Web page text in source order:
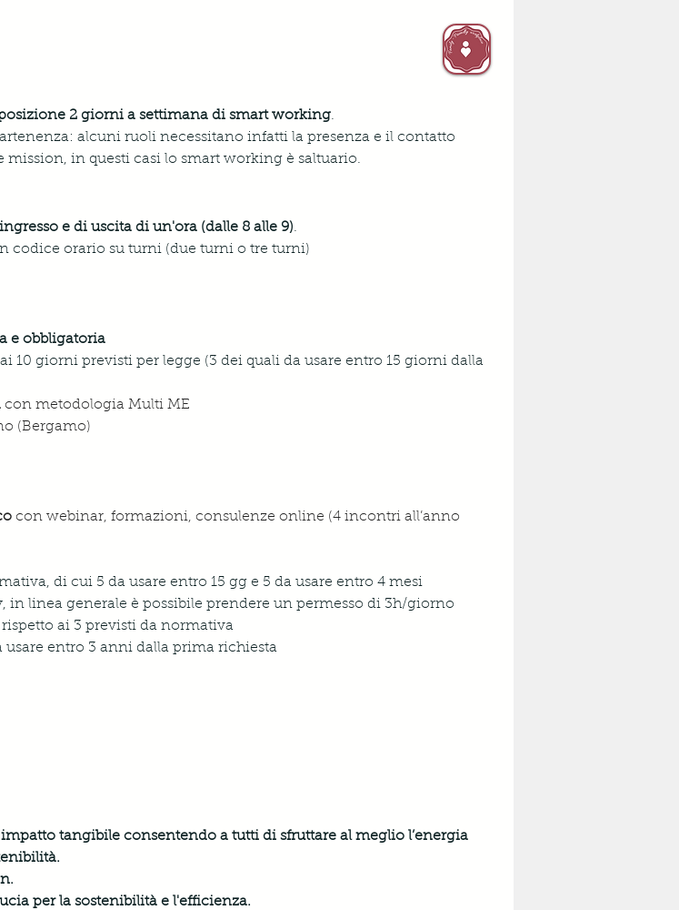
2 giorni a settimana di smart working.
alcuni ruoli necessitano infatti la presenza e il contatto
in questi casi lo smart working è saltuario.
e di uscita di un'ora (dalle 8 alle 9).
orario su turni (due turni o tre turni)
e obbligatoria
10 giorni previsti per legge (3 dei quali da usare entro 15 giorni dalla
con metodologia Multi ME
(Bergamo)
con webinar, formazioni, consulenze online (4 incontri all’anno
di cui 5 da usare entro 15 gg e 5 da usare entro 4 mesi
in linea generale è possibile prendere un permesso di 3h/giorno
ai 3 previsti da normativa
entro 3 anni dalla prima richiesta
tangibile consentendo a tutti di sfruttare al meglio l’energia
per la sostenibilità e l'efficienza.